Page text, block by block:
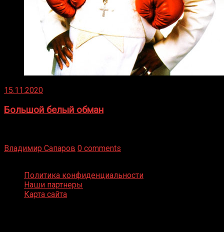
15.11.2020
Большой белый обман
Владимир Сапаров 0 comments
Политика конфиденциальности
Наши партнеры
Карта сайта